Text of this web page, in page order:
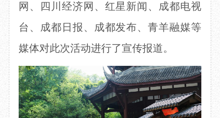
网、四川经济网、红星新闻、成都电视
台、成都日报、成都发布、青羊融媒等
媒体对此次活动进行了宣传报道。